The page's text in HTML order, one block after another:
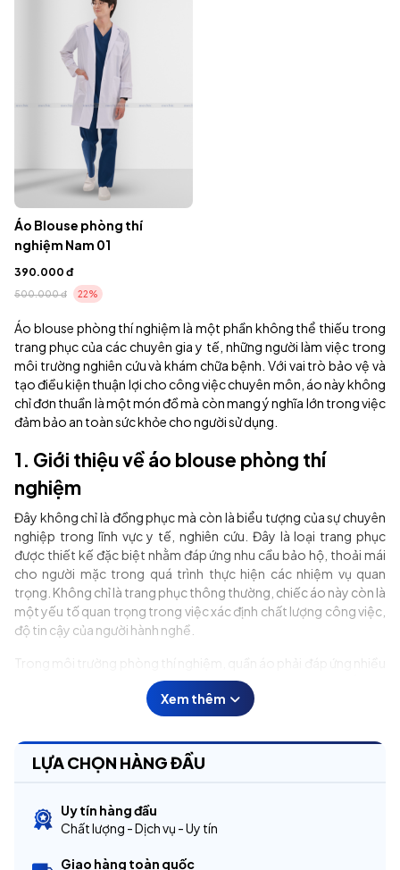
Áo Blouse phòng thí
nghiệm Nam 01
390.000 đ
500.000 đ 22%
Áo blouse phòng thí nghiệm là một phần không thể thiếu trong
trang phục của các chuyên gia y tế, những người làm việc trong
môi trường nghiên cứu và khám chữa bệnh. Với vai trò bảo vệ và
tạo điều kiện thuận lợi cho công việc chuyên môn, áo này không
chỉ đơn thuần là một món đồ mà còn mang ý nghĩa lớn trong việc
đảm bảo an toàn sức khỏe cho người sử dụng.
1. Giới thiệu về áo blouse phòng thí
nghiệm
Đây không chỉ là đồng phục mà còn là biểu tượng của sự chuyên
nghiệp trong lĩnh vực y tế, nghiên cứu. Đây là loại trang phục
được thiết kế đặc biệt nhằm đáp ứng nhu cầu bảo hộ, thoải mái
cho người mặc trong quá trình thực hiện các nhiệm vụ quan
trọng. Không chỉ là trang phục thông thường, chiếc áo này còn là
một yếu tố quan trọng trong việc xác định chất lượng công việc,
độ tin cậy của người hành nghề.
Trong môi trường phòng thí nghiệm, quần áo phải đáp ứng nhiều
yêu cầu khác nhau từ khả năng chống hóa chất đến tính dễ chịu
khi di chuyển. Do vậy, việc lựa chọn đồng phục bảo hộ phù hợp là
rất quan trọng không chỉ cho bản thân người mặc mà còn cho cả
những người xung quanh. Khi chúng ta nhắc đến trang phục
chuyên dụng, Mechic chính là một trong những thương hiệu hàng
đầu cung cấp sản phẩm chất lượng cao.
Xem thêm
LỰA CHỌN HÀNG ĐẦU
Uy tín hàng đầu
Chất lượng - Dịch vụ - Uy tín
Giao hàng toàn quốc